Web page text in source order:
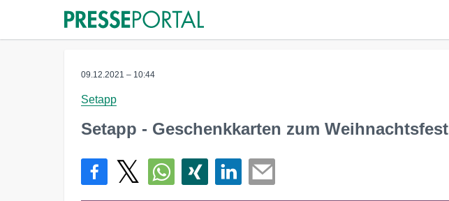
09.12.2021 – 10:44
Setapp
Setapp - Geschenkkarten zum Weihnachtsfest